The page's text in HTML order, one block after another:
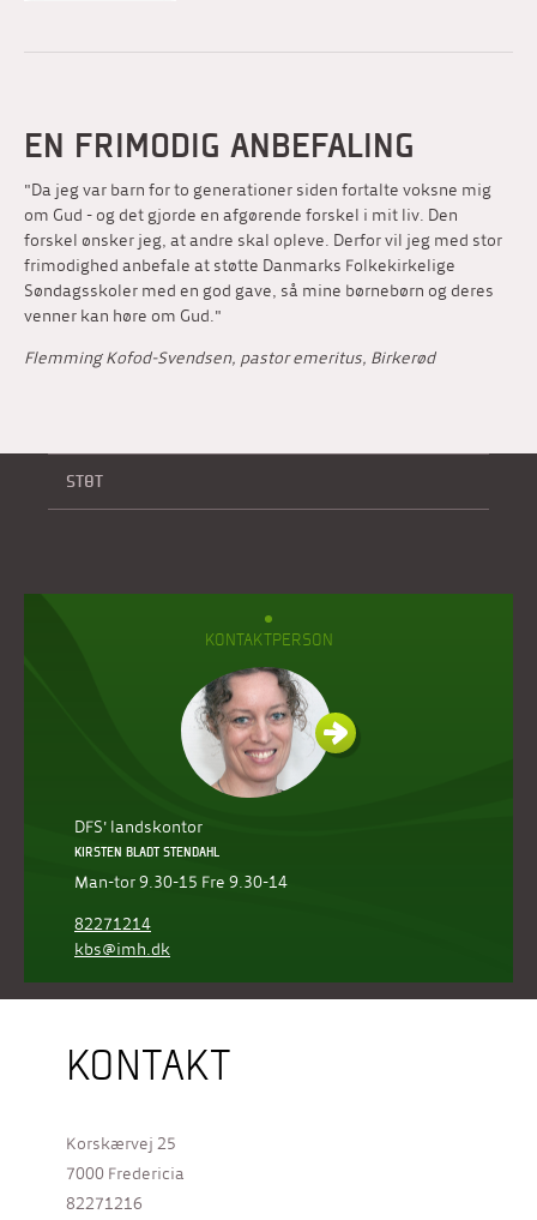
STØT
KONTAKTPERSON
DFS' landskontor
KIRSTEN BLADT STENDAHL
Man-tor 9.30-15 Fre 9.30-14
82271214
kbs@imh.dk
EN FRIMODIG ANBEFALING
"Da jeg var barn for to generationer siden fortalte voksne mig
om Gud - og det gjorde en afgørende forskel i mit liv. Den
forskel ønsker jeg, at andre skal opleve. Derfor vil jeg med stor
frimodighed anbefale at støtte Danmarks Folkekirkelige
Søndagsskoler med en god gave, så mine børnebørn og deres
venner kan høre om Gud."
Flemming Kofod-Svendsen, pastor emeritus, Birkerød
KONTAKT
Korskærvej 25
7000 Fredericia
82271216